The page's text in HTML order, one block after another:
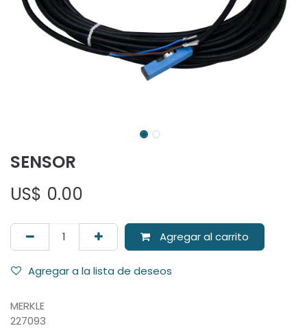
SENSOR
US$ 0.00
Agregar al carrito
Agregar a la lista de deseos
MERKLE
227093